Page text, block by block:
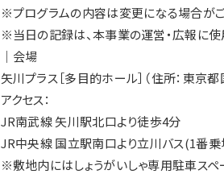
※プログラムの内容は変更になる場合がご
※当⽇の記録は、本事業の運営・広報に
｜会場
⽮川プラス［多⽬的ホール］（住所：東京
アクセス：
JR南武線 ⽮川駅北⼝より徒歩4分
JR中央線 国⽴駅南⼝より⽴川バス(1番乗
※敷地内にはしょうがいしゃ専⽤駐⾞スペ